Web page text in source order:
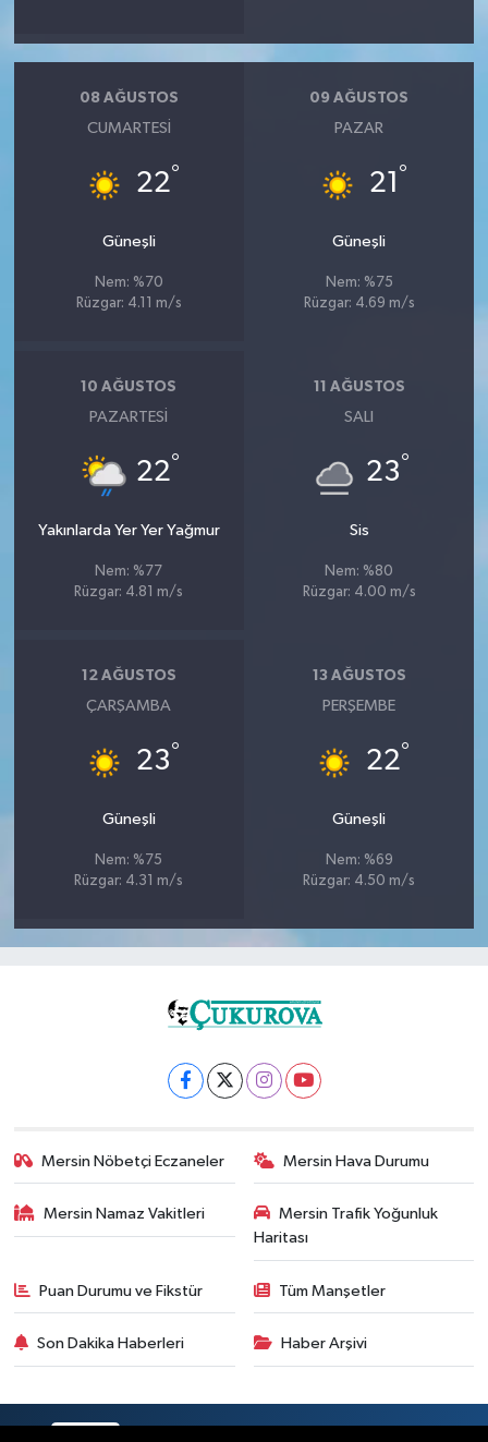
08 AĞUSTOS
CUMARTESI
22°
Güneşli
Nem: %70
Rüzgar: 4.11 m/s
09 AĞUSTOS
PAZAR
21 °
Güneşli
Nem: %75
Rüzgar: 4.69 m/s
10 AĞUSTOS
PAZARTESI
22°
Yakınlarda Yer Yer Yağmur
Nem: %77
Rüzgar: 4.81 m/s
11 AĞUSTOS
SALI
23°
Sis
Nem: %80
Rüzgar: 4.00 m/s
12 AĞUSTOS
ÇARŞAMBA
23°
Güneşli
Nem: %75
Rüzgar: 4.31 m/s
13 AĞUSTOS
PERŞEMBE
22°
Güneşli
Nem: %69
Rüzgar: 4.50 m/s
Mersin Nöbetçi Eczaneler Mersin Hava Durumu
Mersin Namaz Vakitleri
Mersin Trafik Yoğunluk
Haritası
Puan Durumu ve Fikstür Tüm Manşetler
Son Dakika Haberleri Haber Arşivi